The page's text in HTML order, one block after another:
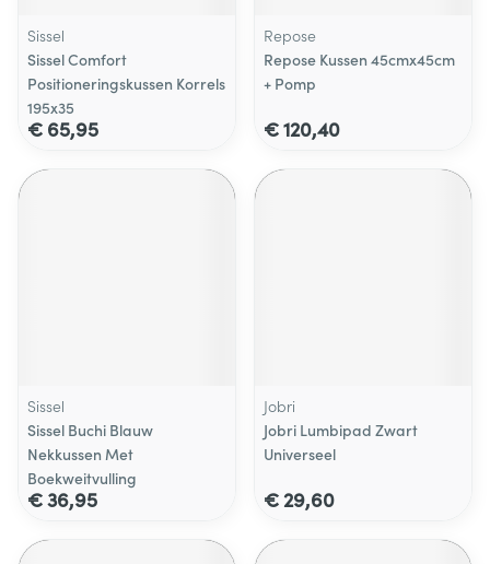
Sissel
Sissel Comfort
Positioneringskussen Korrels
195x35
€ 65,95
Repose
Repose Kussen 45cmx45cm
+ Pomp
€ 120,40
Sissel
Sissel Buchi Blauw
Nekkussen Met
Boekweitvulling
€ 36,95
Jobri
Jobri Lumbipad Zwart
Universeel
€ 29,60